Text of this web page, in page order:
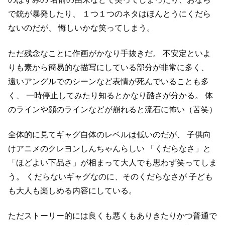
で銃が暴発したり、
１つ１つのネタはほんとうにくだら
ないのだが、
悔しいかな笑ってしまう。
ただ残念なことに作画がかなり手抜きだ。
不安定といよ
りも素から簡易的な描写にしている部分が非常に多く、
遠いアングルでのシーンなど表情が死んでいることも多
く、
一時停止してみたり知るとかなり酷さが分かる。
体
のラインや顔のラインなどが崩れると流石に怖い（苦笑）
全体的に見てギャグ自体のレベルは低いのだが、
子供向
けアニメのクレヨンしんちゃんらしい 「くだらなさ」と
「ほどよい下品さ」が相まって大人でも思わず笑ってしま
う。
くだらないギャグなのに、そのくだらなさが 子ども
も大人も楽しめる内容にしている。
ただストーリー的には良くも悪くもありきたりかつ普通で